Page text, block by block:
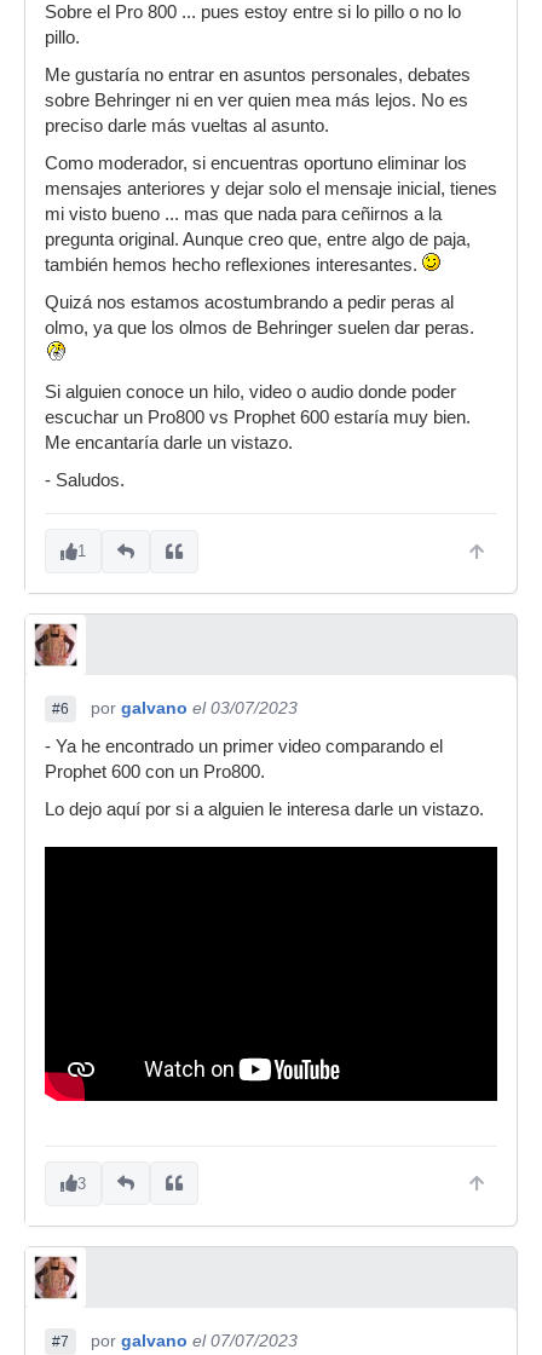
Sobre el Pro 800 ... pues estoy entre si lo pillo o no lo
pillo.
Me gustaría no entrar en asuntos personales, debates
sobre Behringer ni en ver quien mea más lejos. No es
preciso darle más vueltas al asunto.
Como moderador, si encuentras oportuno eliminar los
mensajes anteriores y dejar solo el mensaje inicial, tienes
mi visto bueno ... mas que nada para ceñirnos a la
pregunta original. Aunque creo que, entre algo de paja,
también hemos hecho reflexiones interesantes.
Quizá nos estamos acostumbrando a pedir peras al
olmo, ya que los olmos de Behringer suelen dar peras.
Si alguien conoce un hilo, video o audio donde poder
escuchar un Pro800 vs Prophet 600 estaría muy bien.
Me encantaría darle un vistazo.
- Saludos.
1
#6 por galvano el 03/07/2023
- Ya he encontrado un primer video comparando el
Prophet 600 con un Pro800.
Lo dejo aquí por si a alguien le interesa darle un vistazo.
3
#7 por galvano el 07/07/2023